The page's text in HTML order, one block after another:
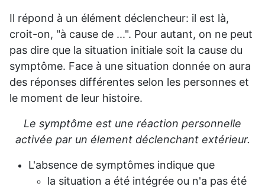
Il répond à un élément déclencheur: il est là,
croit-on, "à cause de ...". Pour autant, on ne peut
pas dire que la situation initiale soit la cause du
symptôme. Face à une situation donnée on aura
des réponses différentes selon les personnes et
le moment de leur histoire.
Le symptôme est une réaction personnelle
activée par un élement déclenchant extérieur.
L'absence de symptômes indique que
la situation a été intégrée ou n'a pas été